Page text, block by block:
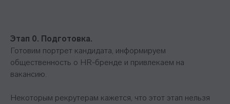
Этап 0. Подготовка.
Готовим портрет кандидата, информируем
общественность о HR-бренде и привлекаем на
вакансию.
Некоторым рекрутерам кажется, что этот этап нельзя